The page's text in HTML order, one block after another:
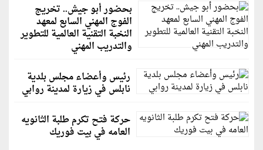
بحضور أبو جيش.. تخريج
الفوج المهني السابع لمعهد
النخبة التقنية العالمية للتطوير
والتدريب المهني
رئيس وأعضاء مجلس بلدية
نابلس في زيارة لمدينة روابي
حركة فتح تكرم طلبة الثانويه
العامه في بيت فوريك